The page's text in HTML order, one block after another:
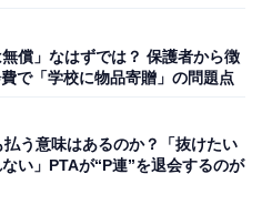
無償」なはずでは？ 保護者から徴
で「学校に物品寄贈」の問題点
う意味はあるのか？「抜けたい
い」PTAが“P連”を退会するのが